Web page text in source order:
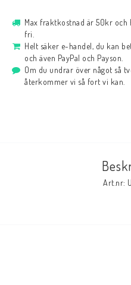
Max fraktkostnad är 50kr
fri.
Helt säker e-handel, du kan
och även PayPal och Payson.
Om du undrar över något så
återkommer vi så fort vi kan.
Art.nr: